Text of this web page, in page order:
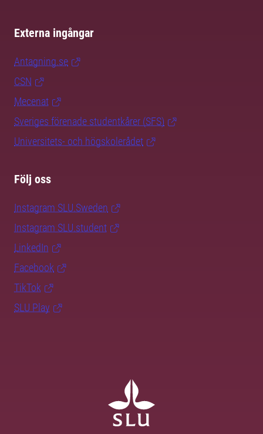
Externa ingångar
Antagning.se
CSN
Mecenat
Sveriges förenade studentkårer (SFS)
Universitets- och högskolerådet
Följ oss
Instagram SLU.Sweden
Instagram SLU.student
LinkedIn
Facebook
TikTok
SLU Play